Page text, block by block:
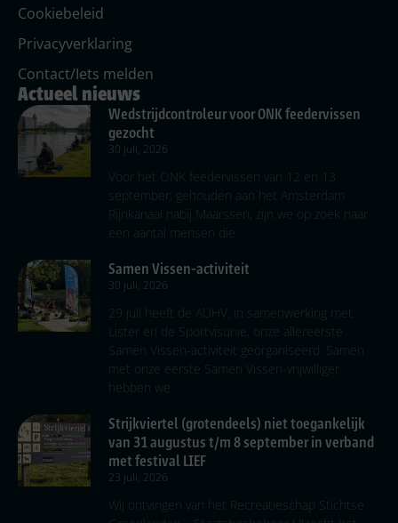
Cookiebeleid
Privacyverklaring
Contact/Iets melden
Actueel nieuws
Wedstrijdcontroleur voor ONK feedervissen
gezocht
30 juli, 2026
Voor het ONK feedervissen van 12 en 13
september, gehouden aan het Amsterdam
Rijnkanaal nabij Maarssen, zijn we op zoek naar
een aantal mensen die
Samen Vissen-activiteit
30 juli, 2026
29 juli heeft de AUHV, in samenwerking met
Lister en de Sportvisunie, onze allereerste
Samen Vissen-activiteit georganiseerd. Samen
met onze eerste Samen Vissen-vrijwilliger
hebben we
Strijkviertel (grotendeels) niet toegankelijk
van 31 augustus t/m 8 september in verband
met festival LIEF
23 juli, 2026
Wij ontvingen van het Recreatieschap Stichtse